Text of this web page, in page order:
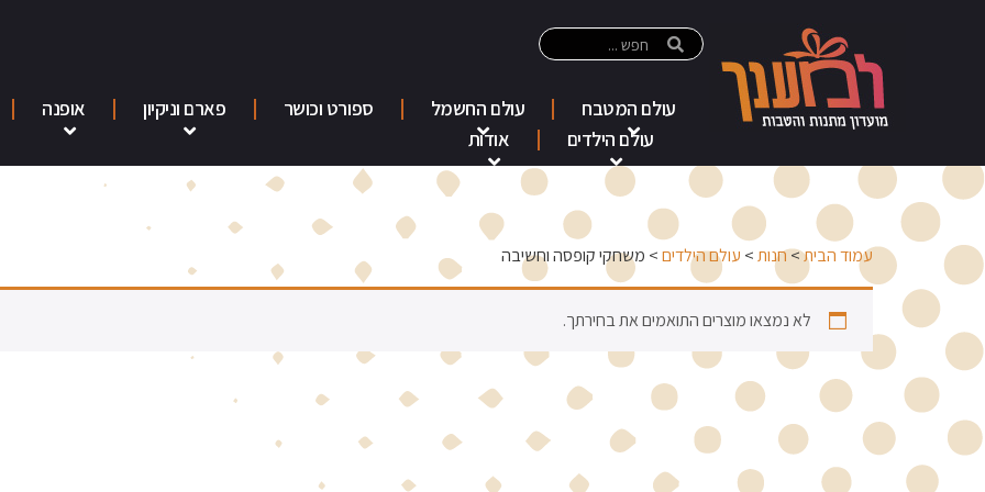
עולם המטבח עולם החשמל ספורט וכושר פארם וניקיון אופנה
עולם הילדים
אודות
עמוד הבית>חנות> עולם הילדים> משחקי קופסה וחשיבה
לא נמצאו מוצרים התואמים את בחירתך.